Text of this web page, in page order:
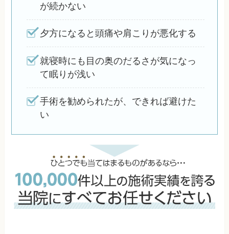
が続かない
夕方になると頭痛や肩こりが悪化する
就寝時にも目の奥のだるさが気になっ
て眠りが浅い
手術を勧められたが、できれば避けた
い